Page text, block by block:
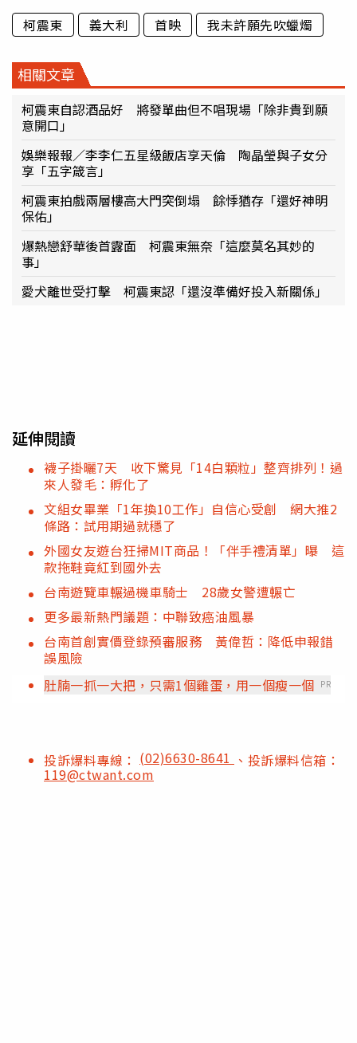
柯震東 義大利 首映 我未許願先吹蠟燭
相關文章
柯震東自認酒品好 將發單曲但不唱現場「除非貴到願
意開口」
娛樂報報／李李仁五星級飯店享天倫 陶晶瑩與子女分
享「五字箴言」
柯震東拍戲兩層樓高大門突倒塌 餘悸猶存「還好神明
保佑」
爆熱戀舒華後首露面 柯震東無奈「這麼莫名其妙的
事」
愛犬離世受打擊 柯震東認「還沒準備好投入新關係」
延伸閱讀
襪子掛曬7天 收下驚見「14白顆粒」整齊排列！過
來人發毛：孵化了
文組女畢業「1年換10工作」自信心受創 網大推2
條路：試用期過就穩了
外國女友遊台狂掃MIT商品！「伴手禮清單」曝 這
款拖鞋竟紅到國外去
台南遊覽車輾過機車騎士 28歲女警遭輾亡
更多最新熱門議題：中聯致癌油風暴
台南首創實價登錄預審服務 黃偉哲：降低申報錯
誤風險
肚腩一抓一大把，只需1個雞蛋，用一個瘦一個 PR
投訴爆料專線： (02)6630-8641 、投訴爆料信箱：
119@ctwant.com